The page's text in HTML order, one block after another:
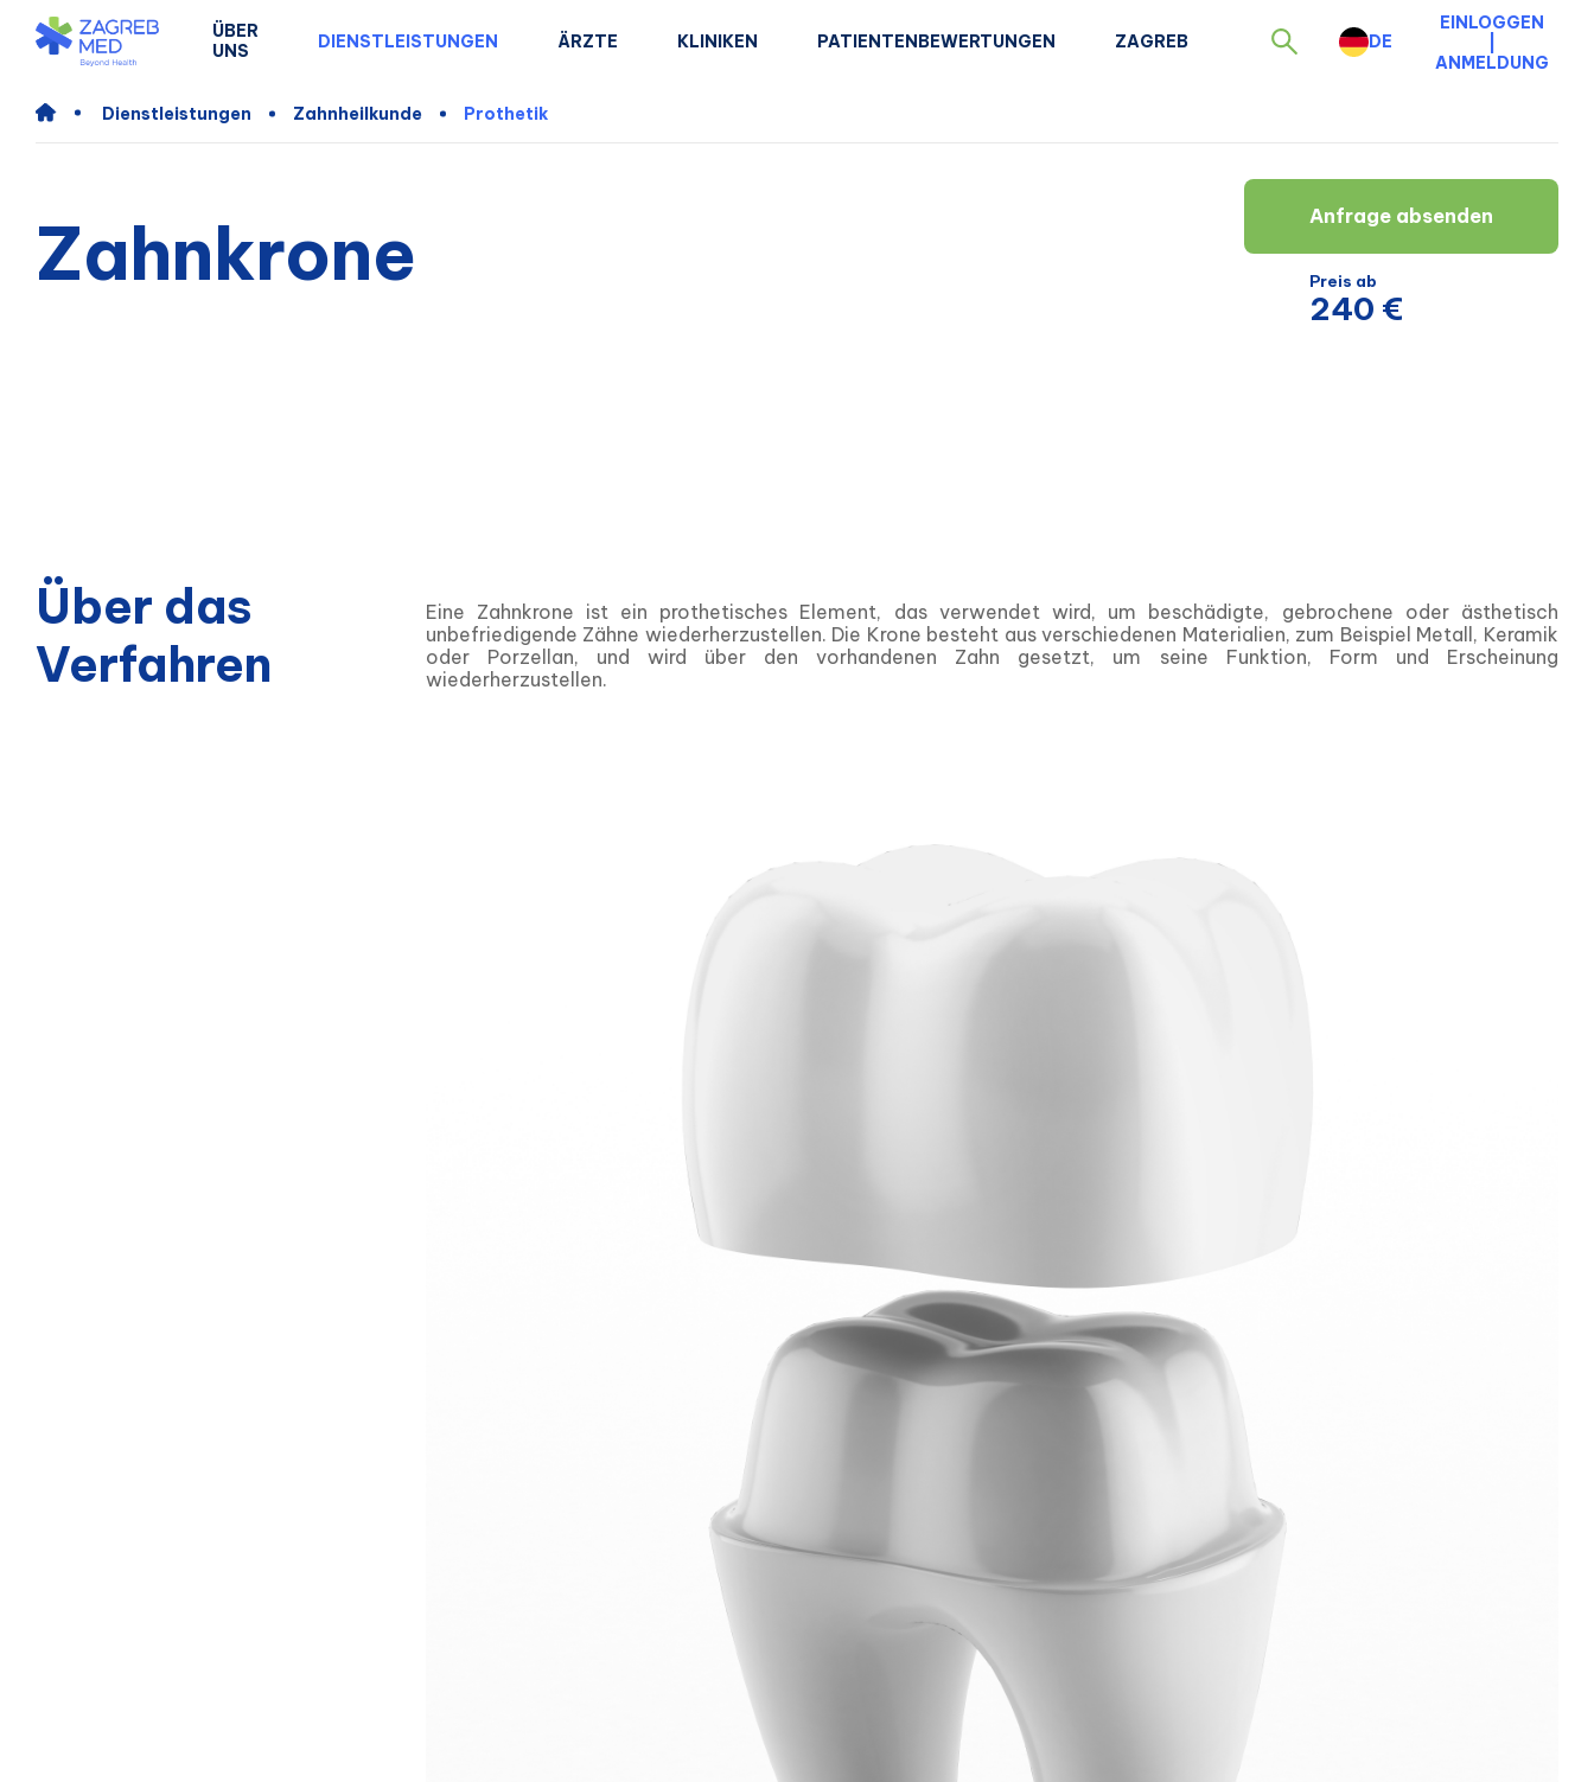
ÜBER
UNS
DIENSTLEISTUNGEN ÄRZTE KLINIKEN PATIENTENBEWERTUNGEN ZAGREB DE
EINLOGGEN
ANMELDUNG
Dienstleistungen Zahnheilkunde Prothetik
Zahnkrone Anfrage absenden
Preis ab
240 €
Über das
Verfahren
Eine Zahnkrone ist ein prothetisches Element, das verwendet wird, um beschädigte, gebrochene oder ästhetisch
unbefriedigende Zähne wiederherzustellen. Die Krone besteht aus verschiedenen Materialien, zum Beispiel Metall, Keramik
oder Porzellan, und wird über den vorhandenen Zahn gesetzt, um seine Funktion, Form und Erscheinung
wiederherzustellen.